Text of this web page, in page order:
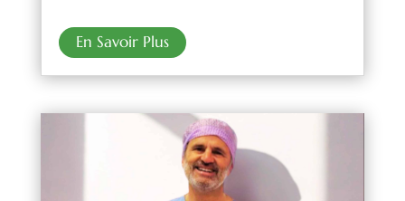
En Savoir Plus